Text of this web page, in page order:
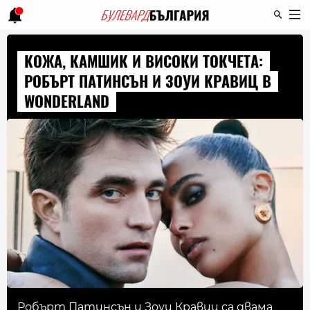
КОЖА, КАМШИК И ВИСОКИ ТОКЧЕТА:
РОБЪРТ ПАТИНСЪН И ЗОУИ КРАВИЦ В
WONDERLAND
Робърт Патинсън и Зоуи Кравиц са двама